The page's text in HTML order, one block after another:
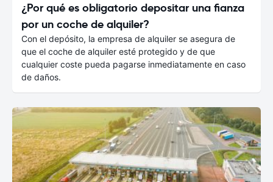
¿Por qué es obligatorio depositar una fianza
por un coche de alquiler?
Con el depósito, la empresa de alquiler se asegura de
que el coche de alquiler esté protegido y de que
cualquier coste pueda pagarse inmediatamente en caso
de daños.